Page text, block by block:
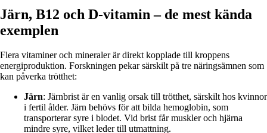
Järn, B12 och D-vitamin – de mest kända
exemplen
Flera vitaminer och mineraler är direkt kopplade till kroppens
energiproduktion. Forskningen pekar särskilt på tre näringsämnen som
kan påverka trötthet:
Järn: Järnbrist är en vanlig orsak till trötthet, särskilt hos kvinnor
i fertil ålder. Järn behövs för att bilda hemoglobin, som
transporterar syre i blodet. Vid brist får muskler och hjärna
mindre syre, vilket leder till utmattning.